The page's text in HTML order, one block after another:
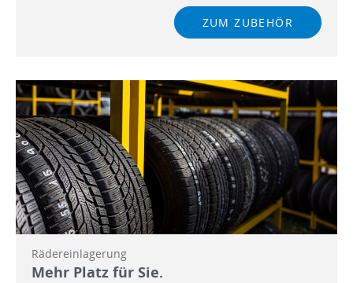
ZUM ZUBEHÖR
Rädereinlagerung
Mehr Platz für Sie.